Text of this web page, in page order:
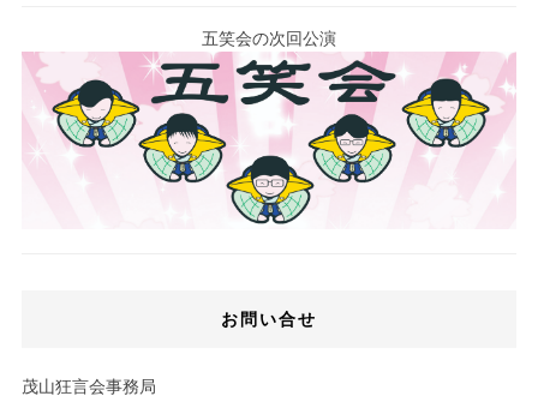
五笑会の次回公演
お問い合せ
茂山狂言会事務局